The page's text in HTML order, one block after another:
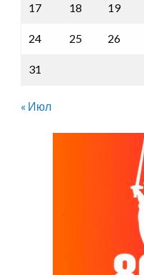
17 18 19
24 25 26
31
« Июл